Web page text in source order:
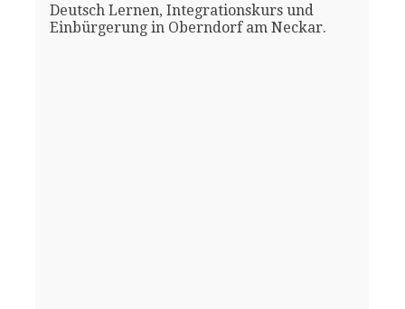
Deutsch Lernen, Integrationskurs und
Einbürgerung in Oberndorf am Neckar.